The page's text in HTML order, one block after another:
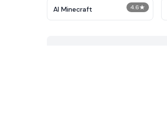
4.6★
AI Minecraft